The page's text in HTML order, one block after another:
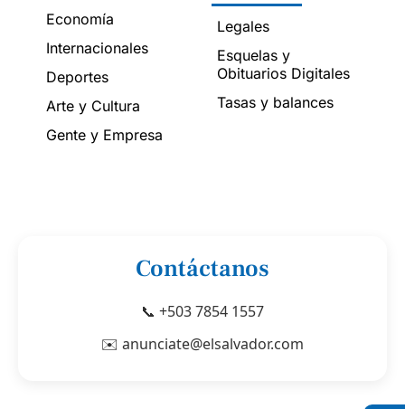
Economía
Internacionales
Deportes
Arte y Cultura
Gente y Empresa
Legales
Esquelas y
Obituarios Digitales
Tasas y balances
Contáctanos
📞 +503 7854 1557
✉️ anunciate@elsalvador.com